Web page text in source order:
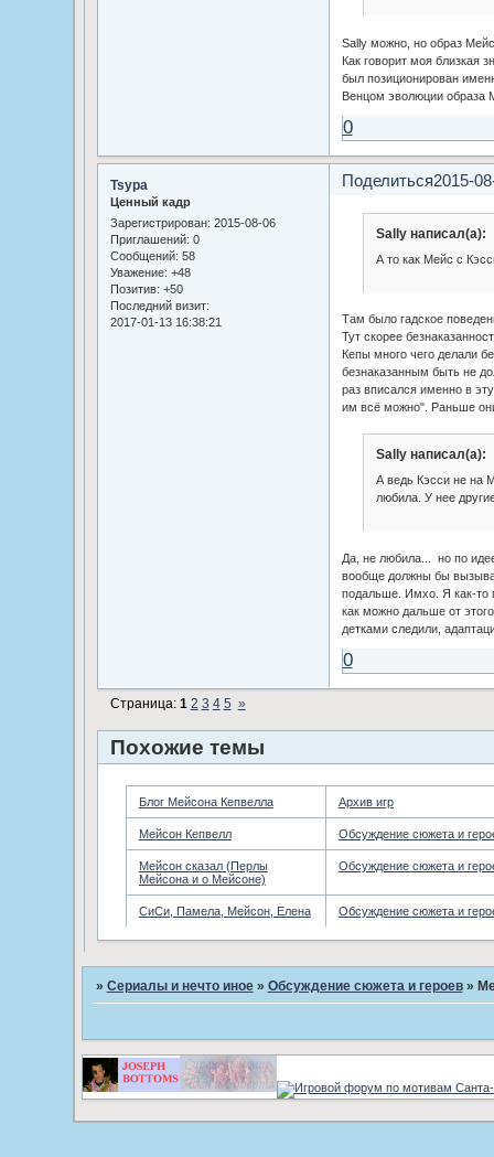
Sally можно, но образ
Как говорит моя близкая
был позиционирован
Венцом эволюции образа
0
Поделиться2015-
Tsypa
Ценный кадр
Зарегистрирован: 2015-08-06
Приглашений: 0
Сообщений: 58
Уважение: +48
Позитив: +50
Последний визит:
2017-01-13 16:38:21
Sally написал(а):
А то как Мейс с
Там было гадское
Тут скорее
Кепы много чего делали
безнаказанным быть не
раз вписался именно в
им всё можно". Раньше
Sally написал(а):
А ведь Кэсси не на
любила. У нее
Да, не любила... но по
вообще должны бы
подальше. Имхо. Я как-то
как можно дальше от
детками следили,
0
Страница: 1 2 3 4 5 »
Похожие темы
Блог Мейсона Кепвелла Архив игр
Мейсон Кепвелл Обсуждение сюжета и
Мейсон сказал (Перлы
Мейсона и о Мейсоне)
Обсуждение сюжета и
СиСи, Памела, Мейсон, Елена Обсуждение сюжета и
» Сериалы и нечто иное » Обсуждение сюжета и героев »